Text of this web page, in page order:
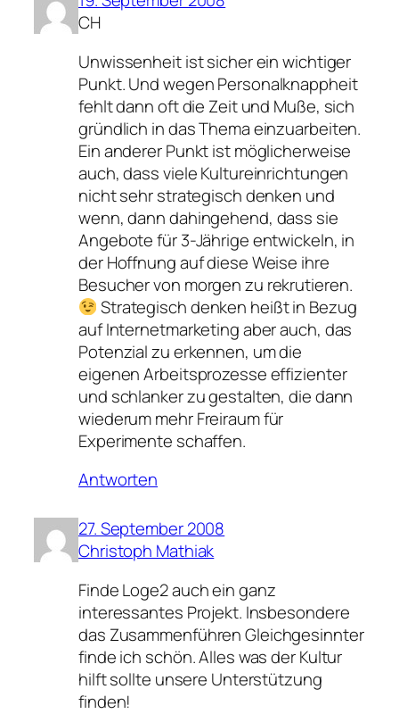
CH
Unwissenheit ist sicher ein wichtiger
Punkt. Und wegen Personalknappheit
fehlt dann oft die Zeit und Muße, sich
gründlich in das Thema einzuarbeiten.
Ein anderer Punkt ist möglicherweise
auch, dass viele Kultureinrichtungen
nicht sehr strategisch denken und
wenn, dann dahingehend, dass sie
Angebote für 3-Jährige entwickeln, in
der Hoffnung auf diese Weise ihre
Besucher von morgen zu rekrutieren.
Strategisch denken heißt in Bezug
auf Internetmarketing aber auch, das
Potenzial zu erkennen, um die
eigenen Arbeitsprozesse effizienter
und schlanker zu gestalten, die dann
wiederum mehr Freiraum für
Experimente schaffen.
Antworten
27. September 2008
Christoph Mathiak
Finde Loge2 auch ein ganz
interessantes Projekt. Insbesondere
das Zusammenführen Gleichgesinnter
finde ich schön. Alles was der Kultur
hilft sollte unsere Unterstützung
finden!